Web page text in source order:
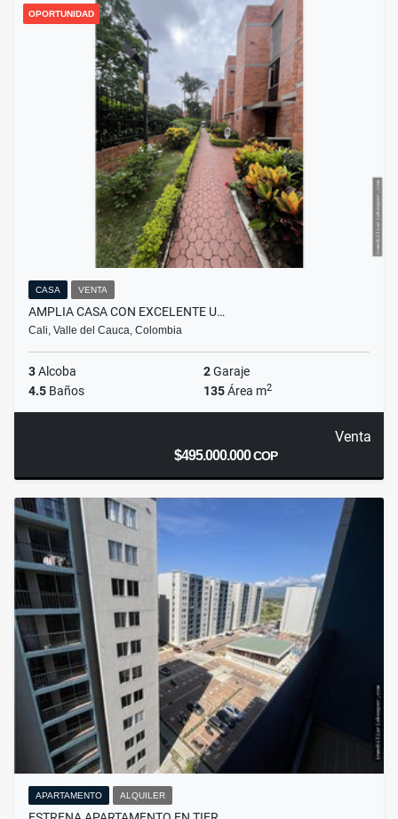
OPORTUNIDAD
CASA VENTA
AMPLIA CASA CON EXCELENTE U…
Cali, Valle del Cauca, Colombia
3Alcoba 2Garaje
4.5 Baños 135Área m2
Venta
$495.000.000COP
APARTAMENTO ALQUILER